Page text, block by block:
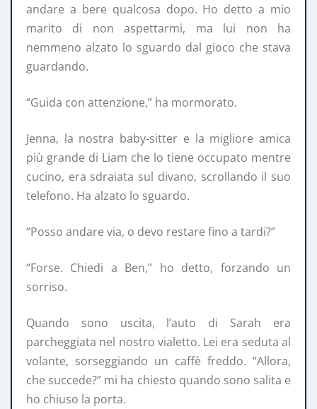
andare a bere qualcosa dopo. Ho detto a mio
marito di non aspettarmi, ma lui non ha
nemmeno alzato lo sguardo dal gioco che stava
guardando.
“Guida con attenzione,” ha mormorato.
Jenna, la nostra baby-sitter e la migliore amica
più grande di Liam che lo tiene occupato mentre
cucino, era sdraiata sul divano, scrollando il suo
telefono. Ha alzato lo sguardo.
“Posso andare via, o devo restare fino a tardi?”
“Forse. Chiedi a Ben,” ho detto, forzando un
sorriso.
Quando sono uscita, l’auto di Sarah era
parcheggiata nel nostro vialetto. Lei era seduta al
volante, sorseggiando un caffè freddo. “Allora,
che succede?” mi ha chiesto quando sono salita e
ho chiuso la porta.